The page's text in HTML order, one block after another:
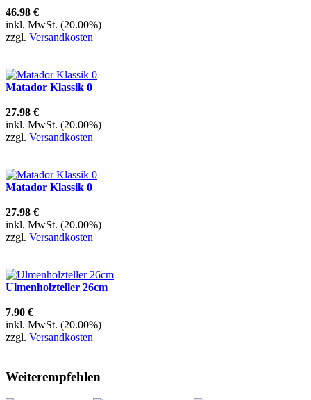
46.98 €
inkl. MwSt. (20.00%)
zzgl. Versandkosten
Matador Klassik 0
27.98 €
inkl. MwSt. (20.00%)
zzgl. Versandkosten
Matador Klassik 0
27.98 €
inkl. MwSt. (20.00%)
zzgl. Versandkosten
Ulmenholzteller 26cm
7.90 €
inkl. MwSt. (20.00%)
zzgl. Versandkosten
Weiterempfehlen